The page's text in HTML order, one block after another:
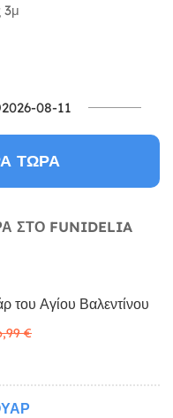
3μ
08-11
ΤΏΡΑ
ΣΤΟ FUNIDELIA
του Αγίου Βαλεντίνου
€